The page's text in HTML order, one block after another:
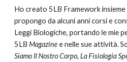
Ho creato 5LB Framework
propongo da alcuni anni corsi e
Leggi Biologiche, portando le mie
5LBMagazinee nelle sue attività.
Siamo Il Nostro Corpo, La Fisiologia